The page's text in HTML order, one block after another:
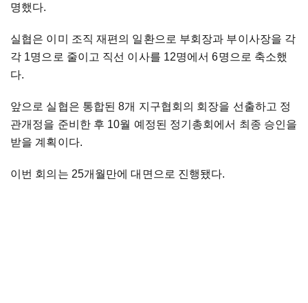
명했다.
실협은 이미 조직 재편의 일환으로 부회장과 부이사장을 각
각 1명으로 줄이고 직선 이사를 12명에서 6명으로 축소했
다.
앞으로 실협은 통합된 8개 지구협회의 회장을 선출하고 정
관개정을 준비한 후 10월 예정된 정기총회에서 최종 승인을
받을 계획이다.
이번 회의는 25개월만에 대면으로 진행됐다.